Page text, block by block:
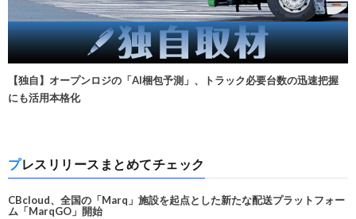
【独自】オープンロジの「AI梱包予測」、トラック必要台数の迅速把握
にも活用本格化
プレスリリースまとめてチェック
CBcloud、全国の「Marq」施設を起点とした新たな配送プラットフォー
ム「MarqGO」開始